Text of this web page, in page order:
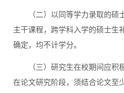
（二）以同等学力录取的
主干课程，跨学科入学的硕士生
确定，均不计学分。
（三）研究生在校期间应积
在论文研究阶段，须结合论文至